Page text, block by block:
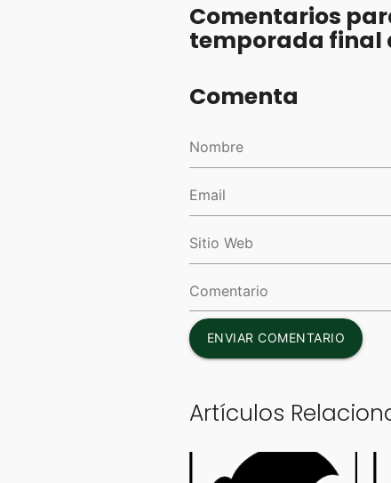
Comentarios
temporada final
Comenta
ENVIAR COMENTARIO
Artículos